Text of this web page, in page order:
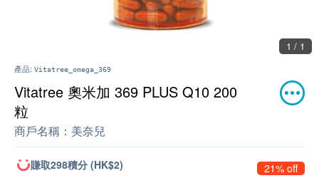
1 / 1
產品: Vitatree_omega_369
Vitatree 奧米加 369 PLUS Q10 200
粒
商戶名稱： 美奈兒
賺取298積分 (HK$2) 21% off